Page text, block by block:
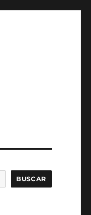
BUSCAR